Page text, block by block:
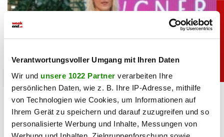
Verantwortungsvoller Umgang mit Ihren Daten
Wir und unsere 1022 Partner verarbeiten Ihre
persönlichen Daten, wie z. B. Ihre IP-Adresse, mithilfe
von Technologien wie Cookies, um Informationen auf
Ihrem Gerät zu speichern und darauf zuzugreifen und so
personalisierte Werbung und Inhalte, Messungen von
promitalk
Simone mit Ansage auf Instagram: „Komm nie
wieder”
05.08.2026 UM 14:47,JOVANA BOROJEVIC